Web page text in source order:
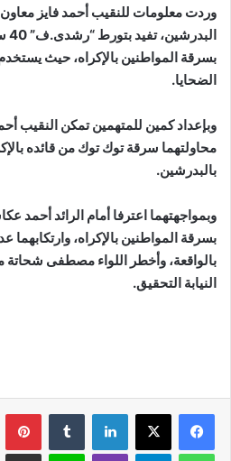
وردت معلومات للنقيب أحمد فايز
بسرقة المواطنين بالإكراه، حيث
الضحايا.
وبإعداد كمين للمتهمين تمكن النقيب
محاولتهما سرقة توك توك من قائده
بالبدرشين.
وبمواجهتهما اعترفا أمام الرائد أحمد
بسرقة المواطنين بالإكراه،
بالواقعة، وأخطر اللواء مصطفى شحاتة
النيابة التحقيق.
لينكدإن
واتساب تيلقرام ڤايبر لاين